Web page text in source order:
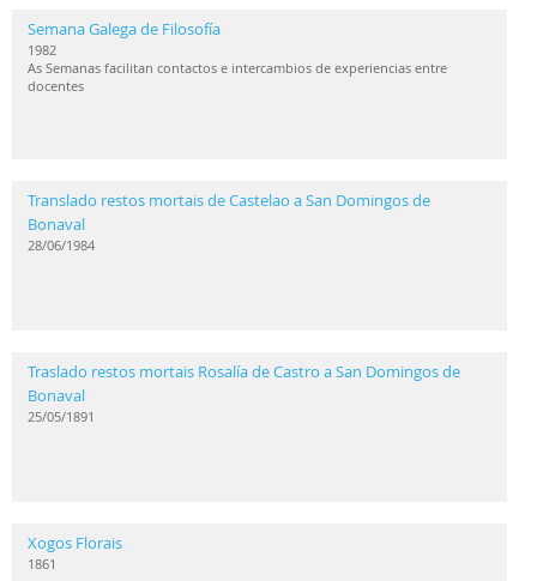
Semana Galega de Filosofía
1982
As Semanas facilitan contactos e intercambios de experiencias entre
docentes
Translado restos mortais de Castelao a San Domingos de
Bonaval
28/06/1984
Traslado restos mortais Rosalía de Castro a San Domingos de
Bonaval
25/05/1891
Xogos Florais
1861